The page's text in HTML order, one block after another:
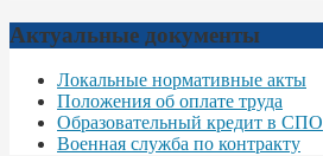
Актуальные документы
Локальные нормативные акты
Положения об оплате труда
Образовательный кредит в СПО
Военная служба по контракту